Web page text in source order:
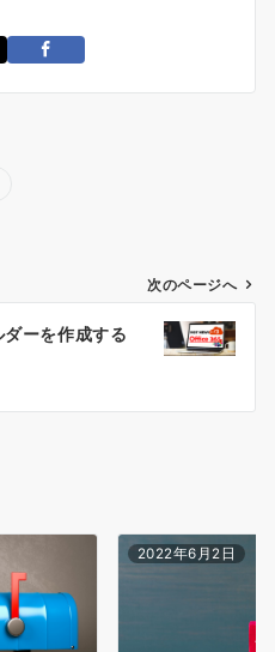
次のページへ
ーを作成する
2022年6月2日